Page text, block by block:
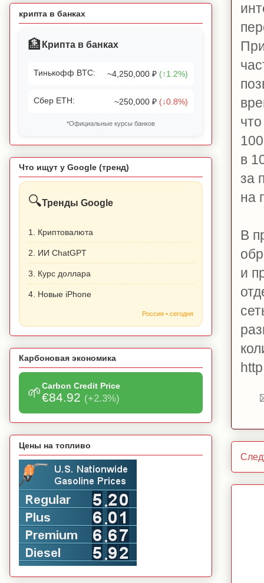
в
за
на
В
и
крипта в банках
🏦 Крипта в банках
Тинькофф BTC: ~4,250,000 ₽ (↑1.2%)
Сбер ETH: ~250,000 ₽ (↓0.8%)
*Официальные курсы банков
Что ищут у Google (тренд)
🔍Тренды Google
1. Криптовалюта
2. ИИ ChatGPT
3. Курс доллара
4. Новые iPhone
Россия • сегодня
Карбоновая экономика
🌱Carbon Credit Price
€84.92 (+2.3%)
Цены на топливо